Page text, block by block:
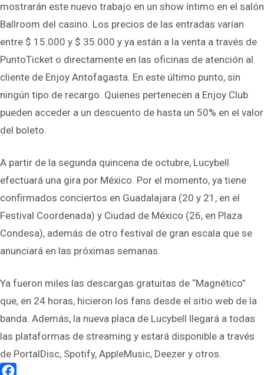
mostrarán este nuevo trabajo en un show íntimo en el salón
Ballroom del casino. Los precios de las entradas varían
entre $ 15.000 y $ 35.000 y ya están a la venta a través de
PuntoTicket o directamente en las oficinas de atención al
cliente de Enjoy Antofagasta. En este último punto, sin
ningún tipo de recargo. Quienes pertenecen a Enjoy Club
pueden acceder a un descuento de hasta un 50% en el valor
del boleto.
A partir de la segunda quincena de octubre, Lucybell
efectuará una gira por México. Por el momento, ya tiene
confirmados conciertos en Guadalajara (20 y 21, en el
Festival Coordenada) y Ciudad de México (26, en Plaza
Condesa), además de otro festival de gran escala que se
anunciará en las próximas semanas.
Ya fueron miles las descargas gratuitas de “Magnético”
que, en 24 horas, hicieron los fans desde el sitio web de la
banda. Además, la nueva placa de Lucybell llegará a todas
las plataformas de streaming y estará disponible a través
de PortalDisc, Spotify, AppleMusic, Deezer y otros.